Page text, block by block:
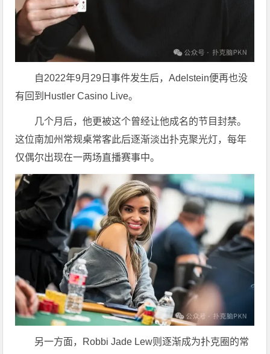
自2022年9月29日事件发生后，Adelstein便再也没
有回到Hustler Casino Live。
几个月后，他更被这个曾经让他成名的节目封禁。
这位南加州常规桌常客此后逐渐淡出扑克聚光灯，每年
仅偶尔出现在一两场直播赛事中。
另一方面，Robbi Jade Lew则逐渐成为扑克圈的常